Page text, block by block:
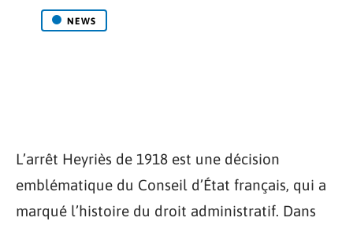
NEWS
L’arrêt Heyriès de 1918 est une décision
emblématique du Conseil d’État français, qui a
marqué l’histoire du droit administratif. Dans